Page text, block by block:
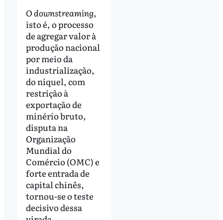
Odownstreaming,
isto é, o processo
de agregar valor à
produção nacional
por meio da
industrialização,
do níquel, com
restrição à
exportação de
minério bruto,
disputa na
Organização
Mundial do
Comércio (OMC) e
forte entrada de
capital chinês,
tornou-se o teste
decisivo dessa